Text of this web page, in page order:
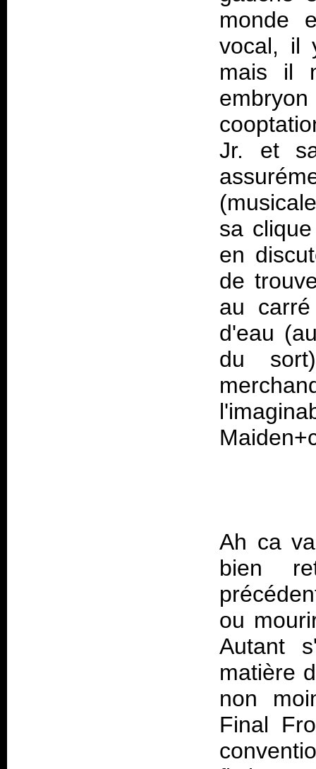
monde
vocal, il
mais il
Jr. et
sa
en
de
au
d'eau
du
Ah ca
bien
ou
Autant
matière
non
Final